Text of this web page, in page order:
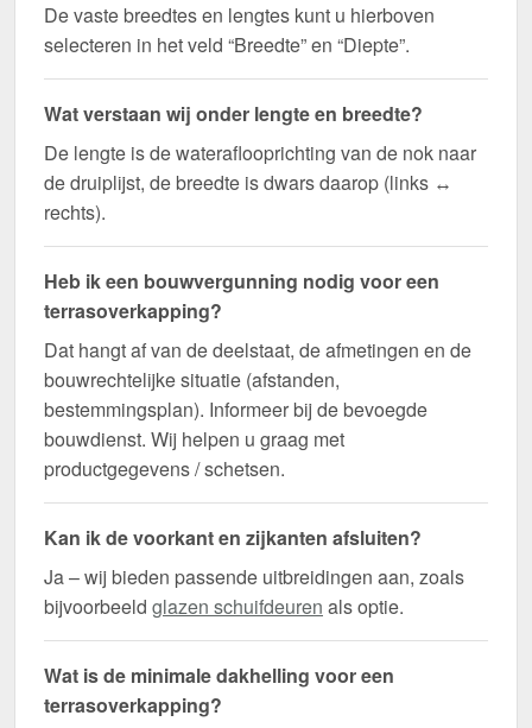
De vaste breedtes en lengtes kunt u hierboven
selecteren in het veld “Breedte” en “Diepte”.
Wat verstaan wij onder lengte en breedte?
De lengte is de wateraflooprichting van de nok naar
de druiplijst, de breedte is dwars daarop (links ↔
rechts).
Heb ik een bouwvergunning nodig voor een
terrasoverkapping?
Dat hangt af van de deelstaat, de afmetingen en de
bouwrechtelijke situatie (afstanden,
bestemmingsplan). Informeer bij de bevoegde
bouwdienst. Wij helpen u graag met
productgegevens / schetsen.
Kan ik de voorkant en zijkanten afsluiten?
Ja – wij bieden passende uitbreidingen aan, zoals
bijvoorbeeld glazen schuifdeuren als optie.
Wat is de minimale dakhelling voor een
terrasoverkapping?